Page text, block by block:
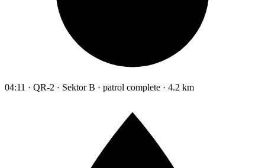
04:11 · QR-2 · Sektor B · patrol complete · 4.2 km